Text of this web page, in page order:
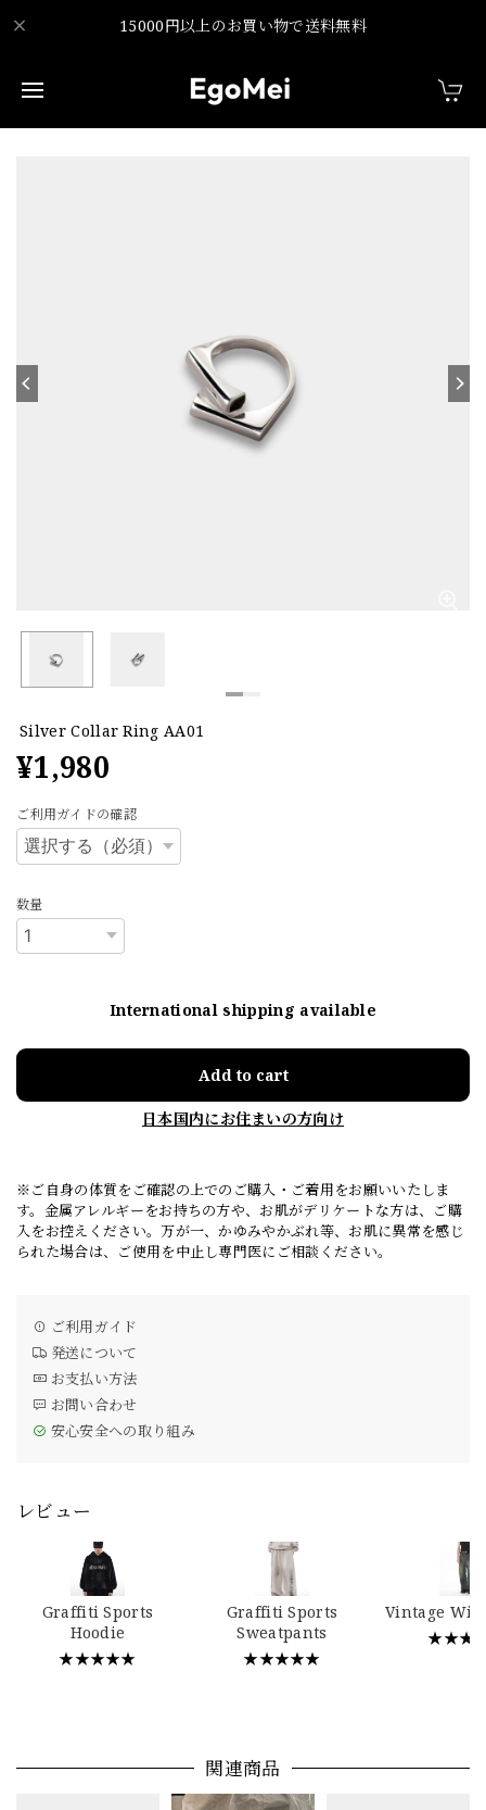
15000円以上のお買い物で送料無料
Silver Collar Ring AA01
¥1,980
ご利用ガイドの確認
数量
International shipping available
Add to cart
日本国内にお住まいの方向け
※ご自身の体質をご確認の上でのご購入・ご着用をお願いいたしま
す。金属アレルギーをお持ちの方や、お肌がデリケートな方は、ご購
入をお控えください。万が一、かゆみやかぶれ等、お肌に異常を感じ
られた場合は、ご使用を中止し専門医にご相談ください。
ご利用ガイド
発送について
お支払い方法
お問い合わせ
安心安全への取り組み
レビュー
Graffiti Sports
Hoodie
★★★★★
Graffiti Sports
Sweatpants
★★★★★
Vintage
関連商品